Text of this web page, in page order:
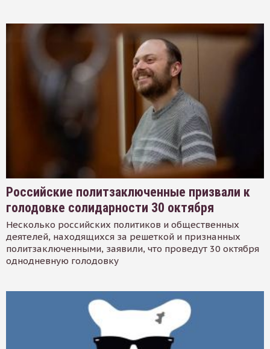
Российские политзаключенные призвали к
голодовке солидарности 30 октября
Несколько российских политиков и общественных
деятелей, находящихся за решеткой и признанных
политзаключенными, заявили, что проведут 30 октября
однодневную голодовку